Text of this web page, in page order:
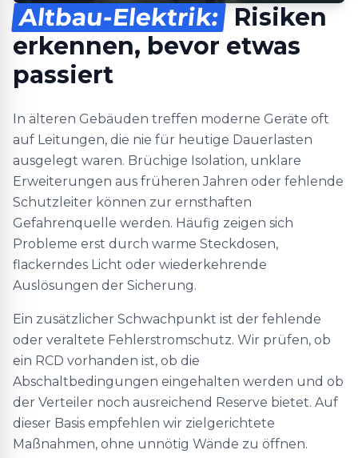
Altbau-Elektrik: Risiken
erkennen, bevor etwas
passiert
In älteren Gebäuden treffen moderne Geräte oft
auf Leitungen, die nie für heutige Dauerlasten
ausgelegt waren. Brüchige Isolation, unklare
Erweiterungen aus früheren Jahren oder fehlende
Schutzleiter können zur ernsthaften
Gefahrenquelle werden. Häufig zeigen sich
Probleme erst durch warme Steckdosen,
flackerndes Licht oder wiederkehrende
Auslösungen der Sicherung.
Ein zusätzlicher Schwachpunkt ist der fehlende
oder veraltete Fehlerstromschutz. Wir prüfen, ob
ein RCD vorhanden ist, ob die
Abschaltbedingungen eingehalten werden und ob
der Verteiler noch ausreichend Reserve bietet. Auf
dieser Basis empfehlen wir zielgerichtete
Maßnahmen, ohne unnötig Wände zu öffnen.